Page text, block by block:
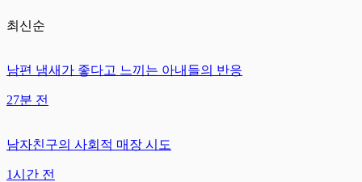
최신순
남편 냄새가 좋다고 느끼는 아내들의 반응
27분 전
남자친구의 사회적 매장 시도
1시간 전